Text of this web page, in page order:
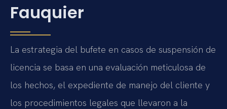
Fauquier
La estrategia del bufete en casos de suspensión de
licencia se basa en una evaluación meticulosa de
los hechos, el expediente de manejo del cliente y
los procedimientos legales que llevaron a la